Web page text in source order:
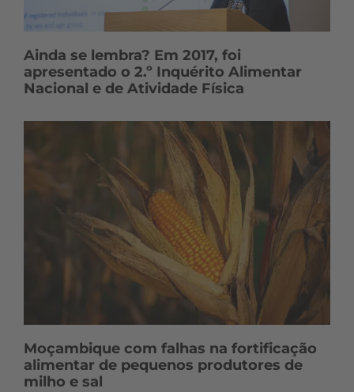
Ainda se lembra? Em 2017, foi
apresentado o 2.º Inquérito Alimentar
Nacional e de Atividade Física
Moçambique com falhas na fortificação
alimentar de pequenos produtores de
milho e sal